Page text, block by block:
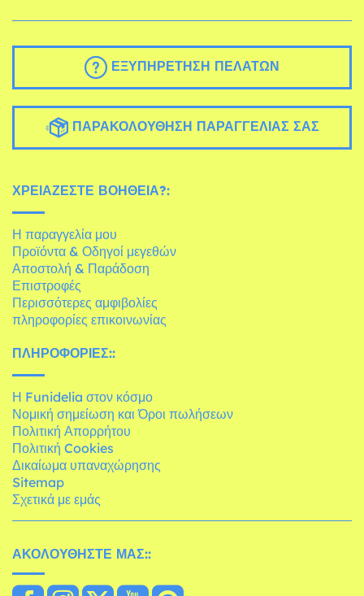
ΕΞΥΠΗΡΈΤΗΣΗ ΠΕΛΑΤΏΝ
ΠΑΡΑΚΟΛΟΎΘΗΣΗ ΠΑΡΑΓΓΕΛΊΑΣ ΣΑΣ
ΧΡΕΙΆΖΕΣΤΕ ΒΟΉΘΕΙΑ?:
Η παραγγελία μου
Προϊόντα & Οδηγοί μεγεθών
Αποστολή & Παράδοση
Επιστροφές
Περισσότερες αμφιβολίες
πληροφορίες επικοινωνίας
ΠΛΗΡΟΦΟΡΊΕΣ::
Η Funidelia στον κόσμο
Νομική σημείωση και Όροι πωλήσεων
Πολιτική Απορρήτου
Πολιτική Cookies
Δικαίωμα υπαναχώρησης
Sitemap
Σχετικά με εμάς
ΑΚΟΛΟΥΘΉΣΤΕ ΜΑΣ::